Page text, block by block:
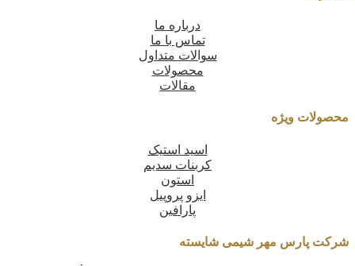
درباره ما
تماس با ما
سوالات متداول
محصولات
مقالات
محصولات ویژه
اسید استیک
کربنات سدیم
استون
ایزو پروپیل
پارافین
شرکت پارس مهر شیمی شایسته